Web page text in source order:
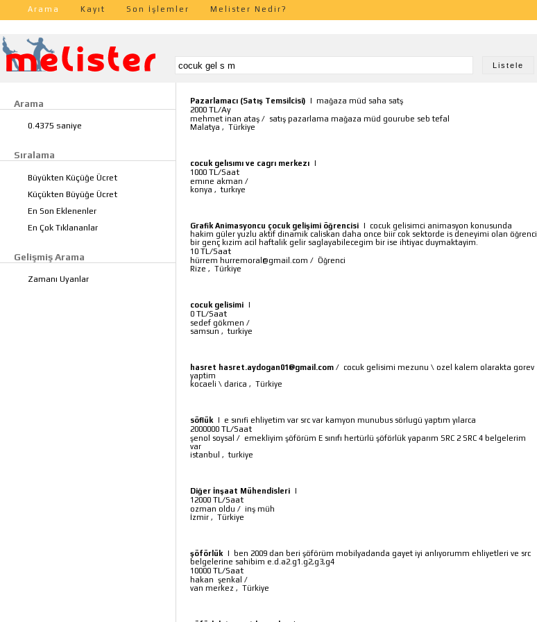
Arama Kayıt Son İşlemler Melister Nedir?
Arama
0.4375 saniye
Sıralama
Büyükten Küçüğe Ücret
Küçükten Büyüğe Ücret
En Son Eklenenler
En Çok Tıklananlar
Gelişmiş Arama
Zamanı Uyanlar
Pazarlamacı (Satış Temsilcisi) | mağaza müd saha satş
2000 TL/Ay
mehmet inan ataş / satış pazarlama mağaza müd gourube seb tefal
Malatya , Türkiye
cocuk gelısımı ve cagrı merkezı |
1000 TL/Saat
emıne akman /
konya ,turkıye
Grafik Animasyoncu çocuk gelişimi öğrencisi | cocuk gelisimci animasyon konusunda
hakim güler yuzlu aktif dinamik caliskan daha once biir cok sektorde is deneyimi olan öğrenci
bir genç kızim acil haftalik gelir saglayabilecegim bir ise ihtiyac duymaktayim.
10 TL/Saat
hürrem hurremoral@gmail.com / Öğrenci
Rize , Türkiye
cocuk gelisimi |
0 TL/Saat
sedef gökmen /
samsun ,turkiye
hasret hasret.aydogan01@gmail.com / cocuk gelisimi mezunu \ ozel kalem olarakta gorev
yaptim
kocaeli \ darica , Türkiye
söflük | e sınıfi ehliyetim var src var kamyon munubus sörlugü yaptım yılarca
2000000 TL/Saat
şenol soysal / emekliyim şöförüm E sınıfı hertürlü şöförlük yaparım SRC 2 SRC 4 belgelerim
var
istanbul ,turkiye
Diğer İnşaat Mühendisleri |
12000 TL/Saat
ozman oldu / inş müh
İzmir , Türkiye
şöförlük |
ben 2009 dan beri şöförüm mobilyadanda gayet iyi anlıyorumm ehliyetleri ve src
belgelerine sahibim e.d.a2.g1.g2,g3,g4
10000 TL/Saat
hakan şenkal /
van merkez , Türkiye